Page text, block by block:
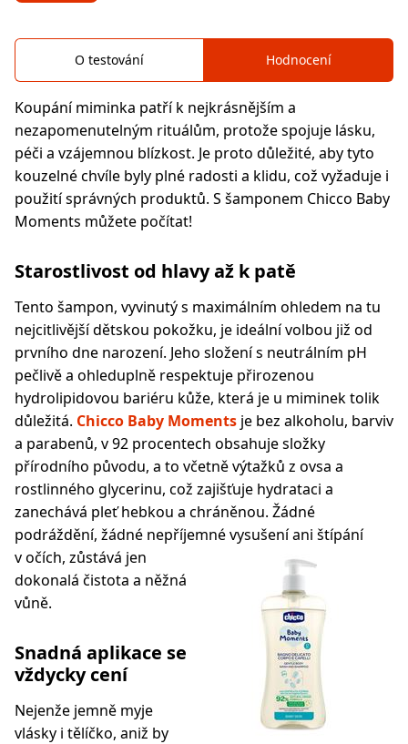
O testování Hodnocení
Koupání miminka patří k nejkrásnějším a
nezapomenutelným rituálům, protože spojuje lásku,
péči a vzájemnou blízkost. Je proto důležité, aby tyto
kouzelné chvíle byly plné radosti a klidu, což vyžaduje i
použití správných produktů. S šamponem Chicco Baby
Moments můžete počítat!
Starostlivost od hlavy až k patě
Tento šampon, vyvinutý s maximálním ohledem na tu
nejcitlivější dětskou pokožku, je ideální volbou již od
prvního dne narození. Jeho složení s neutrálním pH
pečlivě a ohleduplně respektuje přirozenou
hydrolipidovou bariéru kůže, která je u miminek tolik
důležitá. Chicco Baby Moments je bez alkoholu, barviv
a parabenů, v 92 procentech obsahuje složky
přírodního původu, a to včetně výtažků z ovsa a
rostlinného glycerinu, což zajišťuje hydrataci a
zanechává pleť hebkou a chráněnou. Žádné
podráždění, žádné nepříjemné vysušení ani štípání
v očích, zůstává jen
dokonalá čistota a něžná
vůně.
Snadná aplikace se
vždycky cení
Nejenže jemně myje
vlásky i tělíčko, aniž by